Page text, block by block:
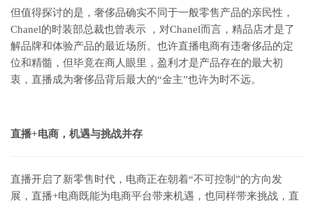
但值得探讨的是，奢侈品确实不同于一般零售产品的亲民性，
Chanel的时装部总裁也曾表示 ，对Chanel而言，精品店才是了
解品牌和体验产品的最近场所。也许直播电商有违奢侈品的定
位和精髓，但毕竟在商人眼里，盈利才是产品存在的最大初
衷，直播成为奢侈品背后最大的“金主”也许为时不远。
直播+电商，机遇与挑战并存
直播开启了新零售时代，电商正在朝着“不可控制”的方向发
展，直播+电商既能为电商平台带来机遇，也同样带来挑战，直